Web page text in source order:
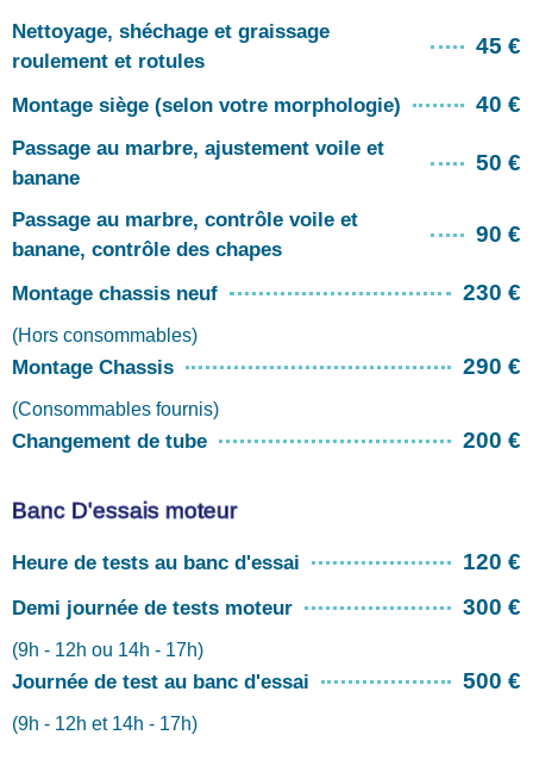
Nettoyage, shéchage et graissage
roulement et rotules
45 €
Montage siège (selon votre morphologie) 40 €
Passage au marbre, ajustement voile et
banane
50 €
Passage au marbre, contrôle voile et
banane, contrôle des chapes
90 €
Montage chassis neuf 230 €
(Hors consommables)
Montage Chassis 290 €
(Consommables fournis)
Changement de tube 200 €
Banc D'essais moteur
Heure de tests au banc d'essai 120 €
Demi journée de tests moteur 300 €
(9h - 12h ou 14h - 17h)
Journée de test au banc d'essai 500 €
(9h - 12h et 14h - 17h)